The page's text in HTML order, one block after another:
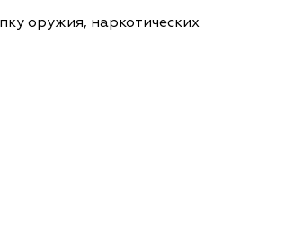
оружия, наркотических